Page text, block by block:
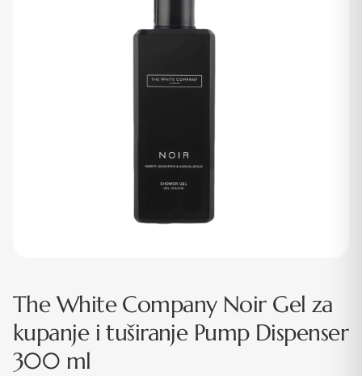
The White Company Noir Gel za
kupanje i tuširanje Pump Dispenser
300 ml